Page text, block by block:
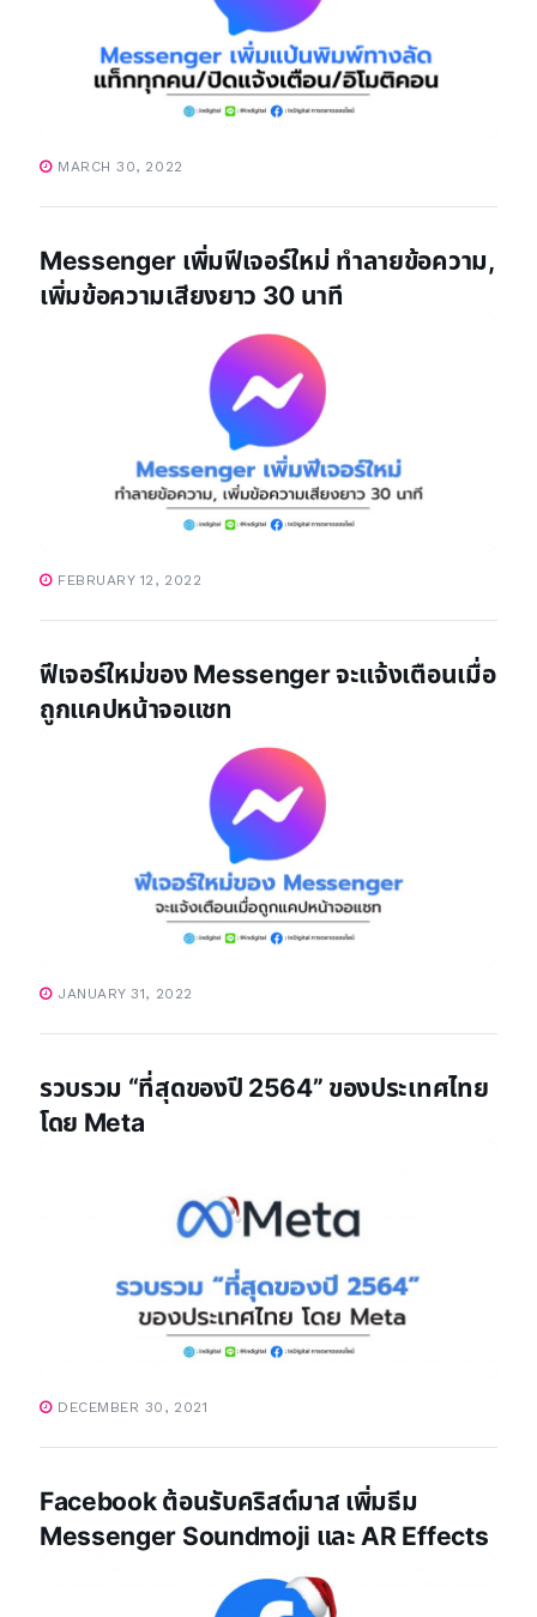
MARCH 30, 2022
Messenger เพิ่มฟีเจอร์ใหม่ ทำลายข้อความ,
เพิ่มข้อความเสียงยาว 30 นาที
FEBRUARY 12, 2022
ฟีเจอร์ใหม่ของ Messenger จะแจ้งเตือนเมื่อ
ถูกแคปหน้าจอแชท
JANUARY 31, 2022
รวบรวม “ที่สุดของปี 2564” ของประเทศไทย
โดย Meta
DECEMBER 30, 2021
Facebook ต้อนรับคริสต์มาส เพิ่มธีม
Messenger Soundmoji และ AR Effects